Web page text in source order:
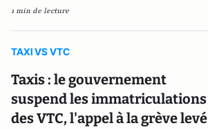
1 min de lecture
TAXI VS VTC
Taxis : le gouvernement
suspend les immatriculations
des VTC, l'appel à la grève levé